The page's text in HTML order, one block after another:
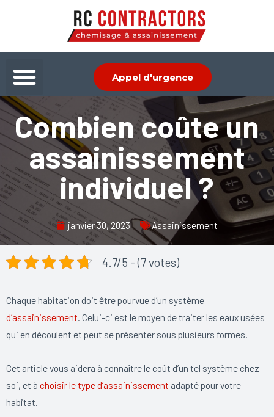
Menu Appel d'urgence
Combien coûte un
assainissement
individuel ?
janvier 30, 2023 Assainissement
4.7/5 - (7 votes)
Chaque habitation doit être pourvue d’un système
d’assainissement . Celui-ci est le moyen de traiter les eaux usées
qui en découlent et peut se présenter sous plusieurs formes.
Cet article vous aidera à connaître le coût d’un tel système chez
soi, et à choisir le type d’assainissement adapté pour votre
habitat.